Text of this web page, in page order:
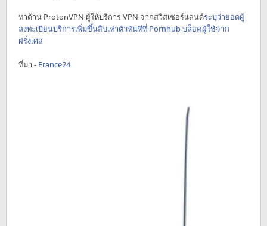
ทาด้าน ProtonVPN ผู้ให้บริการ VPN จากสวิสเซอร์แลนด์ระบุว่ายอดผู้
ลงทะเบียนบริการเพิ่มขึ้นสิบเท่าตัวทันทีที่ Pornhub บล็อคผู้ใช้จาก
ฝรั่งเศส
ที่มา - France24